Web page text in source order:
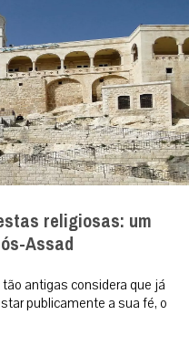
religiosas: um
Assad
antigas considera que já
publicamente a sua fé, o